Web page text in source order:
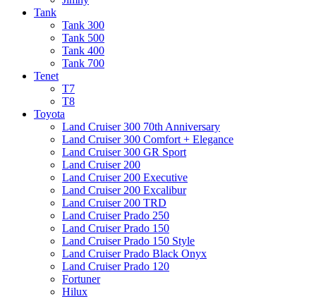
Tank
Tank 300
Tank 500
Tank 400
Tank 700
Tenet
T7
T8
Toyota
Land Cruiser 300 70th Anniversary
Land Cruiser 300 Comfort + Elegance
Land Cruiser 300 GR Sport
Land Cruiser 200
Land Cruiser 200 Executive
Land Cruiser 200 Excalibur
Land Cruiser 200 TRD
Land Cruiser Prado 250
Land Cruiser Prado 150
Land Cruiser Prado 150 Style
Land Cruiser Prado Black Onyx
Land Cruiser Prado 120
Fortuner
Hilux